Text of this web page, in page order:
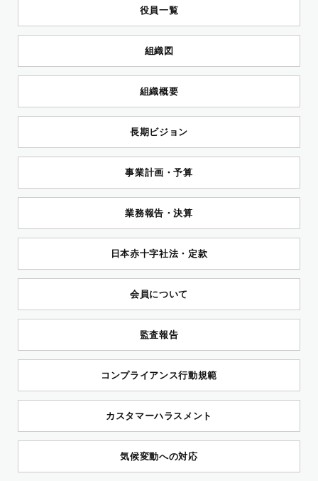
役員一覧
組織図
組織概要
長期ビジョン
事業計画・予算
業務報告・決算
日本赤十字社法・定款
会員について
監査報告
コンプライアンス行動規範
カスタマーハラスメント
気候変動への対応